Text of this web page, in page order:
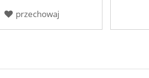
przechowaj